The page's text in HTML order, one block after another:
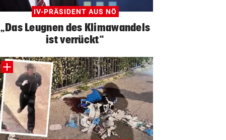
IV-PRÄSIDENT AUS NÖ
„Das Leugnen des Klimawandels
ist verrückt“